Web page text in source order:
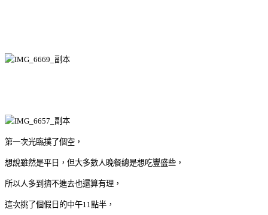
第一次光臨撲了個空，
想說雖然是平日，但大多數人晚餐總是想吃豐盛些，
所以人多到擠不進去也還算有理，
這次挑了個假日的中午11點半，